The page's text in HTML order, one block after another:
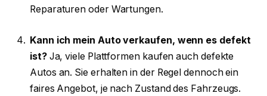
Reparaturen oder Wartungen.
Kann ich mein Auto verkaufen, wenn es defekt
ist?Ja, viele Plattformen kaufen auch defekte
Autos an. Sie erhalten in der Regel dennoch ein
faires Angebot, je nach Zustand des Fahrzeugs.